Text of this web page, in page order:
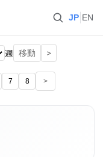
JP EN
週 移動 >
7 8 >